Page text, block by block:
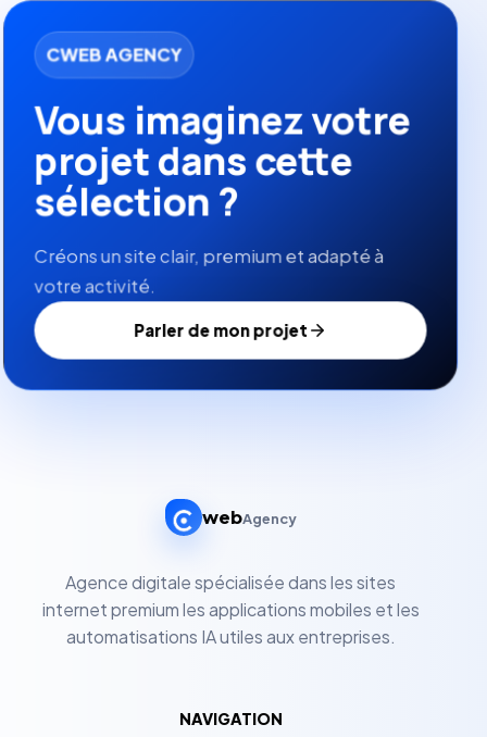
Vous imaginez votre
projet dans cette
sélection ?
Créons un site clair, premium et adapté à
votre activité.
Parler de mon projet
webAgency
Agence digitale spécialisée dans les sites
internet premium les applications mobiles et les
automatisations IA utiles aux entreprises.
NAVIGATION